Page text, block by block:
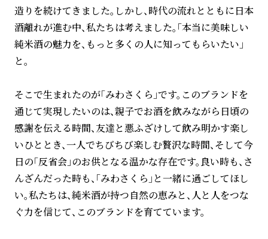
造りを続けてきました。しかし、時代の流れとともに日本
酒離れが進む中、私たちは考えました。「本当に美味しい
純米酒の魅力を、もっと多くの人に知ってもらいたい」
と。
そこで生まれたのが「みわさくら」です。このブランドを
通じて実現したいのは、親子でお酒を飲みながら日頃の
感謝を伝える時間、友達と悪ふざけして飲み明かす楽し
いひととき、一人でちびちび楽しむ贅沢な時間、そして今
日の「反省会」のお供となる温かな存在です。良い時も、さ
んざんだった時も、「みわさくら」と一緒に過ごしてほし
い。私たちは、純米酒が持つ自然の恵みと、人と人をつな
ぐ力を信じて、このブランドを育てています。